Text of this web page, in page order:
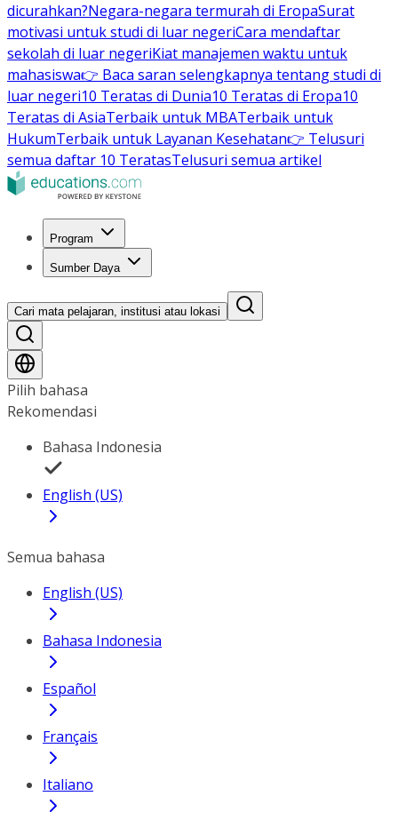
dicurahkan?Negara-negara termurah di EropaSurat
motivasi untuk studi di luar negeriCara mendaftar
sekolah di luar negeriKiat manajemen waktu untuk
mahasiswa👉 Baca saran selengkapnya tentang studi di
luar negeri10 Teratas di Dunia10 Teratas di Eropa10
Teratas di AsiaTerbaik untuk MBATerbaik untuk
HukumTerbaik untuk Layanan Kesehatan👉 Telusuri
semua daftar 10 TeratasTelusuri semua artikel
Program
Sumber Daya
Cari mata pelajaran, institusi atau lokasi
Pilih bahasa
Rekomendasi
Bahasa Indonesia
English (US)
Semua bahasa
English (US)
Bahasa Indonesia
Español
Français
Italiano